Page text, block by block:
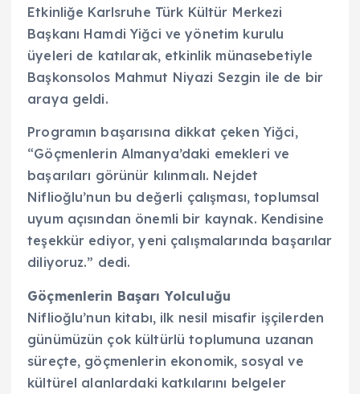
Etkinliğe Karlsruhe Türk Kültür Merkezi
Başkanı Hamdi Yiğci ve yönetim kurulu
üyeleri de katılarak, etkinlik münasebetiyle
Başkonsolos Mahmut Niyazi Sezgin ile de bir
araya geldi.
Programın başarısına dikkat çeken Yiğci,
“Göçmenlerin Almanya’daki emekleri ve
başarıları görünür kılınmalı. Nejdet
Niflioğlu’nun bu değerli çalışması, toplumsal
uyum açısından önemli bir kaynak. Kendisine
teşekkür ediyor, yeni çalışmalarında başarılar
diliyoruz.” dedi.
Göçmenlerin Başarı Yolculuğu
Niflioğlu’nun kitabı, ilk nesil misafir işçilerden
günümüzün çok kültürlü toplumuna uzanan
süreçte, göçmenlerin ekonomik, sosyal ve
kültürel alanlardaki katkılarını belgeler